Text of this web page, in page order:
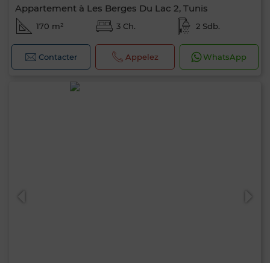
Appartement à Les Berges Du Lac 2, Tunis
170 m² 3 Ch. 2 Sdb.
Contacter Appelez WhatsApp